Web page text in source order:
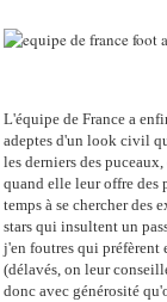
L'équipe de France a
adeptes d'un look civil
les derniers des
quand elle leur offre des
temps à se chercher des
stars qui insultent un
j'en foutres qui préfèrent
(délavés, on leur
donc avec générosité